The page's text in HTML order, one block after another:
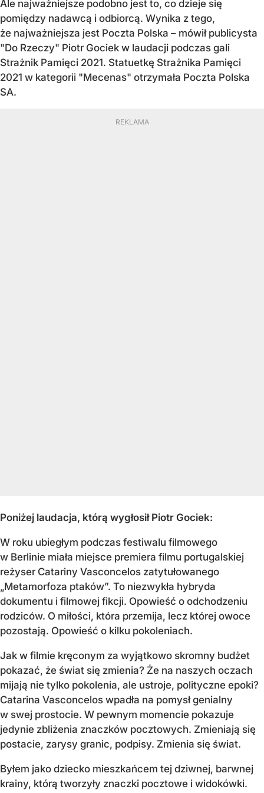
Ale najważniejsze podobno jest to, co dzieje się
pomiędzy nadawcą i odbiorcą. Wynika z tego,
że najważniejsza jest Poczta Polska – mówił publicysta
"Do Rzeczy" Piotr Gociek w laudacji podczas gali
Strażnik Pamięci 2021. Statuetkę Strażnika Pamięci
2021 w kategorii "Mecenas" otrzymała Poczta Polska
SA.
Poniżej laudacja, którą wygłosił Piotr Gociek:
W roku ubiegłym podczas festiwalu filmowego
w Berlinie miała miejsce premiera filmu portugalskiej
reżyser Catariny Vasconcelos zatytułowanego
„Metamorfoza ptaków”. To niezwykła hybryda
dokumentu i filmowej fikcji. Opowieść o odchodzeniu
rodziców. O miłości, która przemija, lecz której owoce
pozostają. Opowieść o kilku pokoleniach.
Jak w filmie kręconym za wyjątkowo skromny budżet
pokazać, że świat się zmienia? Że na naszych oczach
mijają nie tylko pokolenia, ale ustroje, polityczne epoki?
Catarina Vasconcelos wpadła na pomysł genialny
w swej prostocie. W pewnym momencie pokazuje
jedynie zbliżenia znaczków pocztowych. Zmieniają się
postacie, zarysy granic, podpisy. Zmienia się świat.
Byłem jako dziecko mieszkańcem tej dziwnej, barwnej
krainy, którą tworzyły znaczki pocztowe i widokówki.